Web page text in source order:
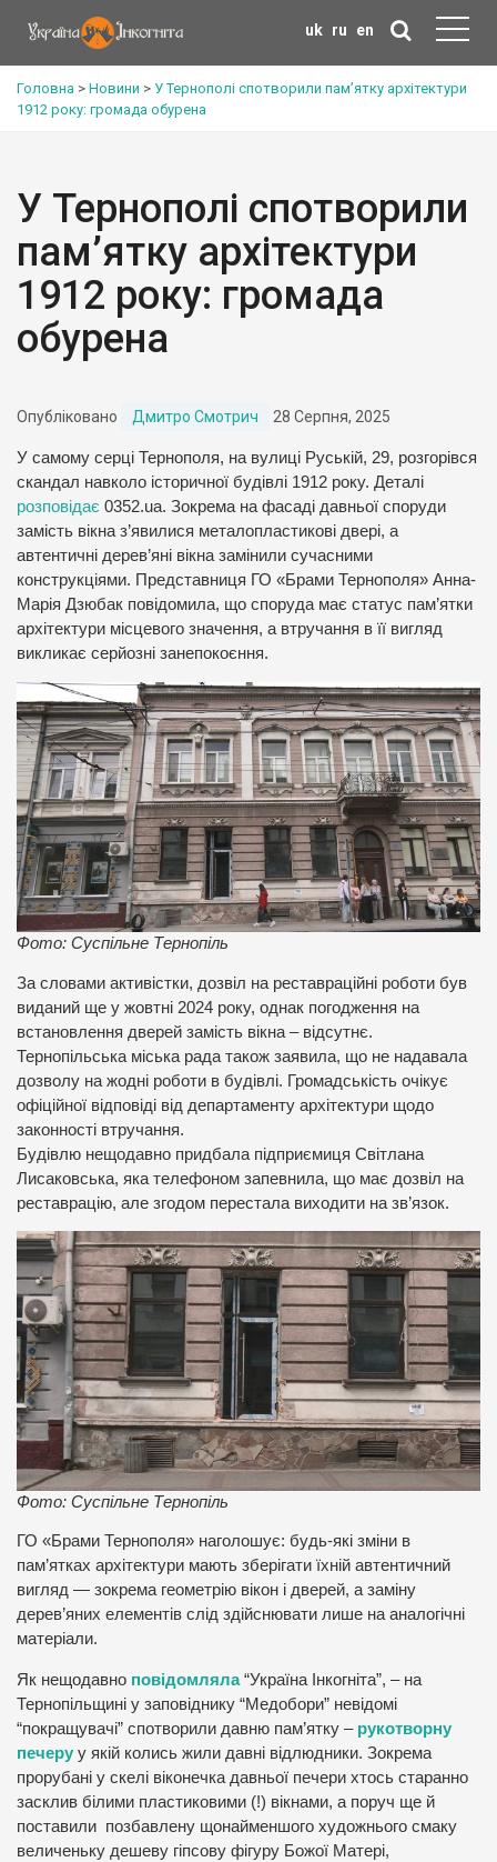
uk ru en
Головна > Новини > У Тернополі спотворили пам’ятку архітектури
1912 року: громада обурена
У Тернополі спотворили
пам’ятку архітектури
1912 року: громада
обурена
Опубліковано Дмитро Смотрич 28 Серпня, 2025
У самому серці Тернополя, на вулиці Руській, 29, розгорівся
скандал навколо історичної будівлі 1912 року. Деталі
розповідає 0352.ua. Зокрема на фасаді давньої споруди
замість вікна з’явилися металопластикові двері, а
автентичні дерев’яні вікна замінили сучасними
конструкціями. Представниця ГО «Брами Тернополя» Анна-
Марія Дзюбак повідомила, що споруда має статус пам’ятки
архітектури місцевого значення, а втручання в її вигляд
викликає серйозні занепокоєння.
Фото: Суспільне Тернопіль
За словами активістки, дозвіл на реставраційні роботи був
виданий ще у жовтні 2024 року, однак погодження на
встановлення дверей замість вікна – відсутнє.
Тернопільська міська рада також заявила, що не надавала
дозволу на жодні роботи в будівлі. Громадськість очікує
офіційної відповіді від департаменту архітектури щодо
законності втручання.
Будівлю нещодавно придбала підприємиця Світлана
Лисаковська, яка телефоном запевнила, що має дозвіл на
реставрацію, але згодом перестала виходити на зв’язок.
Фото: Суспільне Тернопіль
ГО «Брами Тернополя» наголошує: будь-які зміни в
пам’ятках архітектури мають зберігати їхній автентичний
вигляд — зокрема геометрію вікон і дверей, а заміну
дерев’яних елементів слід здійснювати лише на аналогічні
матеріали.
Як нещодавно повідомляла“Україна Інкогніта”, – на
Тернопільщині у заповіднику “Медобори” невідомі
“покращувачі” спотворили давню пам’ятку – рукотворну
печеру у якій колись жили давні відлюдники. Зокрема
прорубані у скелі віконечка давньої печери хтось старанно
засклив білими пластиковими (!) вікнами, а поруч ще й
поставили позбавлену щонайменшого художнього смаку
величеньку дешеву гіпсову фігуру Божої Матері,